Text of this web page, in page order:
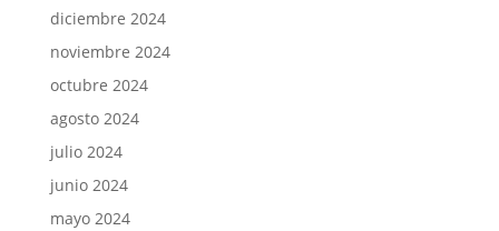
diciembre 2024
noviembre 2024
octubre 2024
agosto 2024
julio 2024
junio 2024
mayo 2024